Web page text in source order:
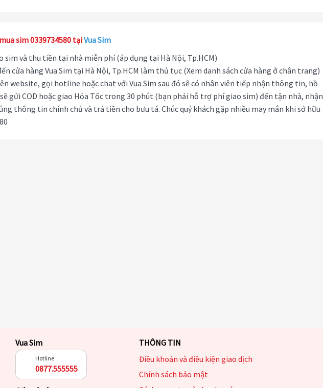
sim 0339734580 tạiVua Sim
sim và thu tiền tại nhà miễn phí (áp dụng tại Hà Nội, Tp.HCM)
cửa hàng Vua Sim tại Hà Nội, Tp.HCM làm thủ tục (Xem danh sách cửa hàng ở chân trang)
website, gọi hotline hoặc chat với Vua Sim sau đó sẽ có nhân viên tiếp nhận thông tin, hồ
gửi COD hoặc giao Hỏa Tốc trong 30 phút (bạn phải hỗ trợ phí giao sim) đến tận nhà, nhận
thông tin chính chủ và trả tiền cho bưu tá. Chúc quý khách gặp nhiều may mắn khi sở hữu
Vua Sim
Hotline
0877.555555
THÔNG TIN
Điều khoản và điều kiện giao dịch
Chính sách bảo mật